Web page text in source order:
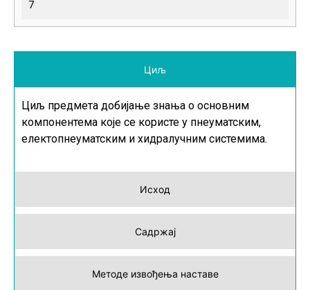
7
Циљ
Исход
Садржај
Методе извођења наставе
Циљ предмета добијање знања о основним
компонентема које се користе у пнеуматским,
електопнеуматским и хидралучним системима.